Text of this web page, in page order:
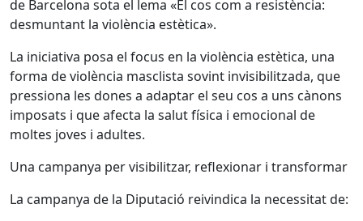
de Barcelona sota el lema «El cos com a resistència:
desmuntant la violència estètica».
La iniciativa posa el focus en la violència estètica, una
forma de violència masclista sovint invisibilitzada, que
pressiona les dones a adaptar el seu cos a uns cànons
imposats i que afecta la salut física i emocional de
moltes joves i adultes.
Una campanya per visibilitzar, reflexionar i transformar
La campanya de la Diputació reivindica la necessitat de: